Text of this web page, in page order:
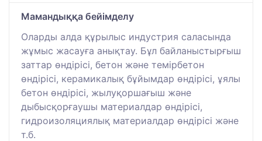
Мамандыққа бейімделу
Оларды алда құрылыс индустрия саласында
жұмыс жасауға анықтау. Бұл байланыстырғыш
заттар өндірісі, бетон және темірбетон
өндірісі, керамикалық бұйымдар өндірісі, ұялы
бетон өндірісі, жылуқоршағыш және
дыбысқорғаушы материалдар өндірісі,
гидроизоляциялық материалдар өндірісі және
т.б.